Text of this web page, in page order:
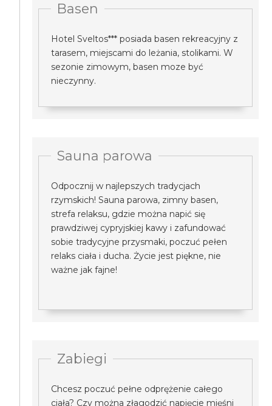
Basen
Hotel Sveltos*** posiada basen rekreacyjny z
tarasem, miejscami do leżania, stolikami. W
sezonie zimowym, basen moze być
nieczynny.
Sauna parowa
Odpocznij w najlepszych tradycjach
rzymskich! Sauna parowa, zimny basen,
strefa relaksu, gdzie można napić się
prawdziwej cypryjskiej kawy i zafundować
sobie tradycyjne przysmaki, poczuć pełen
relaks ciała i ducha. Życie jest piękne, nie
ważne jak fajne!
Zabiegi
Chcesz poczuć pełne odprężenie całego
ciała? Czy można złagodzić napięcie mięśni